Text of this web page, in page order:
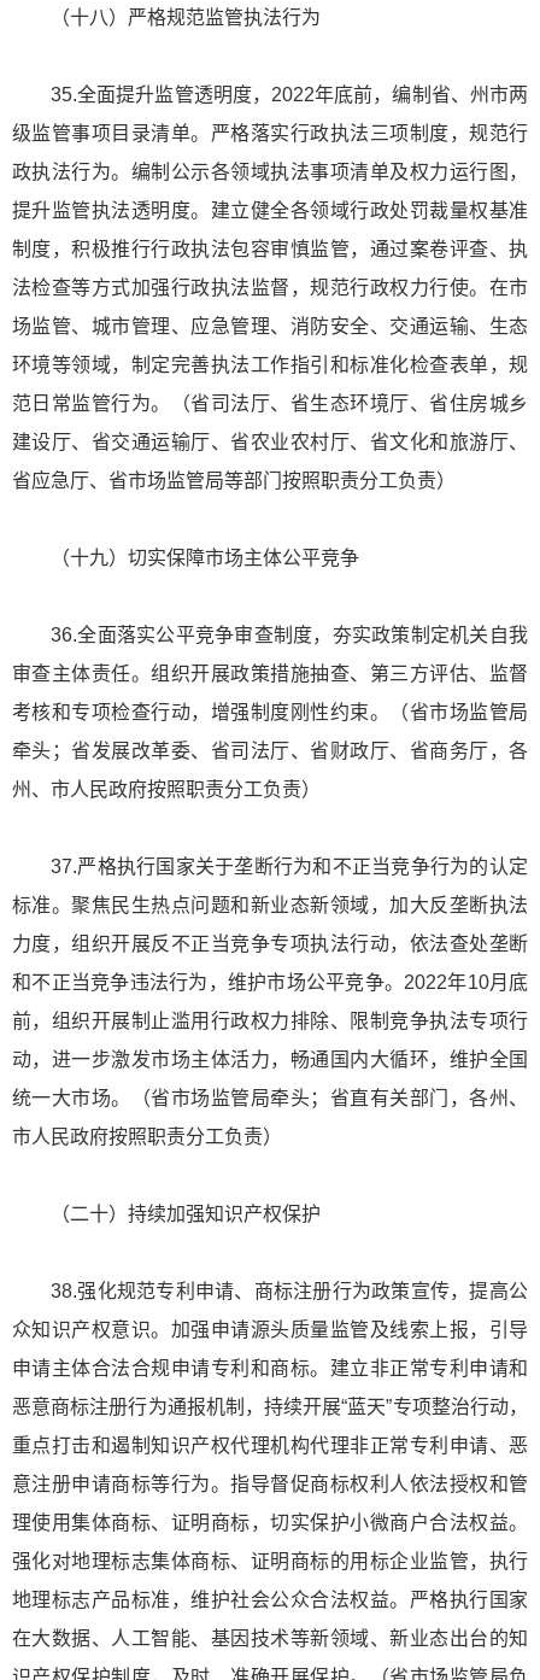
（十八）严格规范监管执法行为
35.全面提升监管透明度，2022年底前，编制省、州市两
级监管事项目录清单。严格落实行政执法三项制度，规范行
政执法行为。编制公示各领域执法事项清单及权力运行图，
提升监管执法透明度。建立健全各领域行政处罚裁量权基准
制度，积极推行行政执法包容审慎监管，通过案卷评查、执
法检查等方式加强行政执法监督，规范行政权力行使。在市
场监管、城市管理、应急管理、消防安全、交通运输、生态
环境等领域，制定完善执法工作指引和标准化检查表单，规
范日常监管行为。（省司法厅、省生态环境厅、省住房城乡
建设厅、省交通运输厅、省农业农村厅、省文化和旅游厅、
省应急厅、省市场监管局等部门按照职责分工负责）
（十九）切实保障市场主体公平竞争
36.全面落实公平竞争审查制度，夯实政策制定机关自我
审查主体责任。组织开展政策措施抽查、第三方评估、监督
考核和专项检查行动，增强制度刚性约束。（省市场监管局
牵头；省发展改革委、省司法厅、省财政厅、省商务厅，各
州、市人民政府按照职责分工负责）
37.严格执行国家关于垄断行为和不正当竞争行为的认定
标准。聚焦民生热点问题和新业态新领域，加大反垄断执法
力度，组织开展反不正当竞争专项执法行动，依法查处垄断
和不正当竞争违法行为，维护市场公平竞争。2022年10月底
前，组织开展制止滥用行政权力排除、限制竞争执法专项行
动，进一步激发市场主体活力，畅通国内大循环，维护全国
统一大市场。（省市场监管局牵头；省直有关部门，各州、
市人民政府按照职责分工负责）
（二十）持续加强知识产权保护
38.强化规范专利申请、商标注册行为政策宣传，提高公
众知识产权意识。加强申请源头质量监管及线索上报，引导
申请主体合法合规申请专利和商标。建立非正常专利申请和
恶意商标注册行为通报机制，持续开展“蓝天”专项整治行动，
重点打击和遏制知识产权代理机构代理非正常专利申请、恶
意注册申请商标等行为。指导督促商标权利人依法授权和管
理使用集体商标、证明商标，切实保护小微商户合法权益。
强化对地理标志集体商标、证明商标的用标企业监管，执行
地理标志产品标准，维护社会公众合法权益。严格执行国家
在大数据、人工智能、基因技术等新领域、新业态出台的知